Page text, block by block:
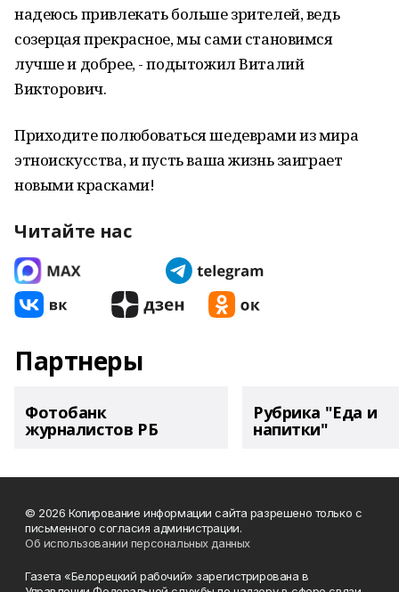
надеюсь привлекать больше зрителей, ведь
созерцая прекрасное, мы сами становимся
лучше и добрее, - подытожил Виталий
Викторович.
Приходите полюбоваться шедеврами из мира
этноискусства, и пусть ваша жизнь заиграет
новыми красками!
Читайте нас
Партнеры
Фотобанк
журналистов РБ
Рубрика "Еда и
напитки"
© 2026 Копирование информации сайта разрешено только с
письменного согласия администрации.
Об использовании персональных данных
Газета «Белорецкий рабочий» зарегистрирована в